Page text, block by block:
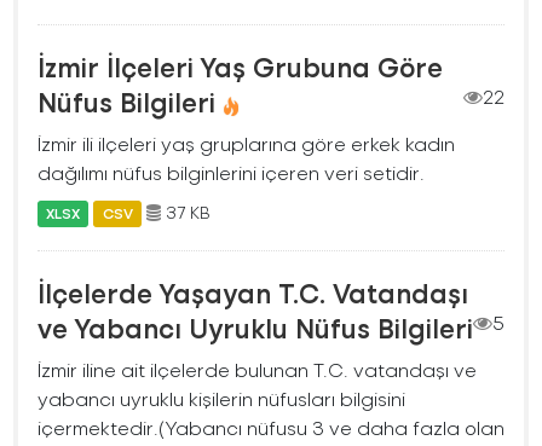
İzmir İlçeleri Yaş Grubuna Göre
Nüfus Bilgileri
22
İzmir ili ilçeleri yaş gruplarına göre erkek kadın
dağılımı nüfus bilginlerini içeren veri setidir.
XLSX CSV 37 KB
İlçelerde Yaşayan T.C. Vatandaşı
ve Yabancı Uyruklu Nüfus Bilgileri
5
İzmir iline ait ilçelerde bulunan T.C. vatandaşı ve
yabancı uyruklu kişilerin nüfusları bilgisini
içermektedir.(Yabancı nüfusu 3 ve daha fazla olan